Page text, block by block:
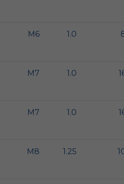
M6 1.0
M7 1.0
M7 1.0
M8 1.25